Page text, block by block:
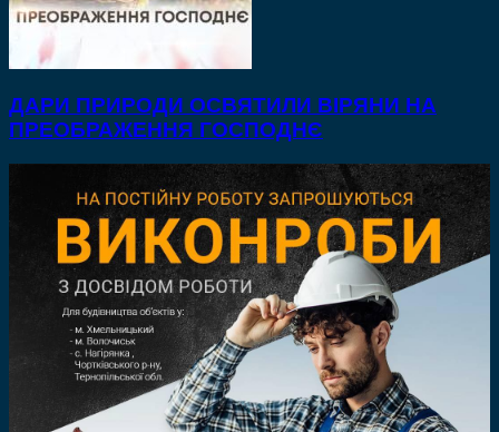
ДАРИ ПРИРОДИ ОСВЯТИЛИ ВІРЯНИ НА
ПРЕОБРАЖЕННЯ ГОСПОДНЄ